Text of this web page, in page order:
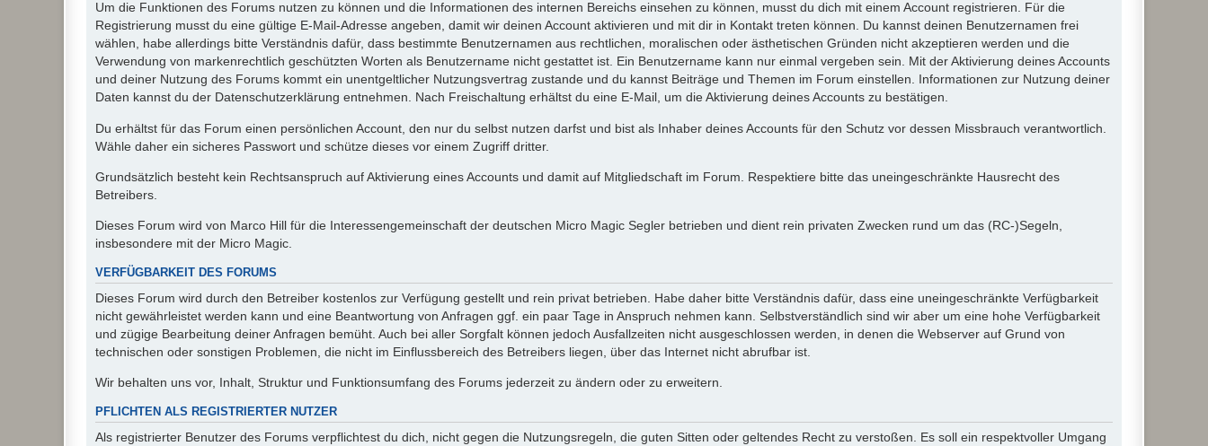
Um die Funktionen des Forums nutzen zu können und die Informationen des internen Bereichs einsehen zu können, musst du dich mit einem Account registrieren. Für die
Registrierung musst du eine gültige E-Mail-Adresse angeben, damit wir deinen Account aktivieren und mit dir in Kontakt treten können. Du kannst deinen Benutzernamen frei
wählen, habe allerdings bitte Verständnis dafür, dass bestimmte Benutzernamen aus rechtlichen, moralischen oder ästhetischen Gründen nicht akzeptieren werden und die
Verwendung von markenrechtlich geschützten Worten als Benutzername nicht gestattet ist. Ein Benutzername kann nur einmal vergeben sein. Mit der Aktivierung deines Accounts
und deiner Nutzung des Forums kommt ein unentgeltlicher Nutzungsvertrag zustande und du kannst Beiträge und Themen im Forum einstellen. Informationen zur Nutzung deiner
Daten kannst du der Datenschutzerklärung entnehmen. Nach Freischaltung erhältst du eine E-Mail, um die Aktivierung deines Accounts zu bestätigen.
Du erhältst für das Forum einen persönlichen Account, den nur du selbst nutzen darfst und bist als Inhaber deines Accounts für den Schutz vor dessen Missbrauch verantwortlich.
Wähle daher ein sicheres Passwort und schütze dieses vor einem Zugriff dritter.
Grundsätzlich besteht kein Rechtsanspruch auf Aktivierung eines Accounts und damit auf Mitgliedschaft im Forum. Respektiere bitte das uneingeschränkte Hausrecht des
Betreibers.
Dieses Forum wird von Marco Hill für die Interessengemeinschaft der deutschen Micro Magic Segler betrieben und dient rein privaten Zwecken rund um das (RC-)Segeln,
insbesondere mit der Micro Magic.
VERFÜGBARKEIT DES FORUMS
Dieses Forum wird durch den Betreiber kostenlos zur Verfügung gestellt und rein privat betrieben. Habe daher bitte Verständnis dafür, dass eine uneingeschränkte Verfügbarkeit
nicht gewährleistet werden kann und eine Beantwortung von Anfragen ggf. ein paar Tage in Anspruch nehmen kann. Selbstverständlich sind wir aber um eine hohe Verfügbarkeit
und zügige Bearbeitung deiner Anfragen bemüht. Auch bei aller Sorgfalt können jedoch Ausfallzeiten nicht ausgeschlossen werden, in denen die Webserver auf Grund von
technischen oder sonstigen Problemen, die nicht im Einflussbereich des Betreibers liegen, über das Internet nicht abrufbar ist.
Wir behalten uns vor, Inhalt, Struktur und Funktionsumfang des Forums jederzeit zu ändern oder zu erweitern.
PFLICHTEN ALS REGISTRIERTER NUTZER
Als registrierter Benutzer des Forums verpflichtest du dich, nicht gegen die Nutzungsregeln, die guten Sitten oder geltendes Recht zu verstoßen. Es soll ein respektvoller Umgang